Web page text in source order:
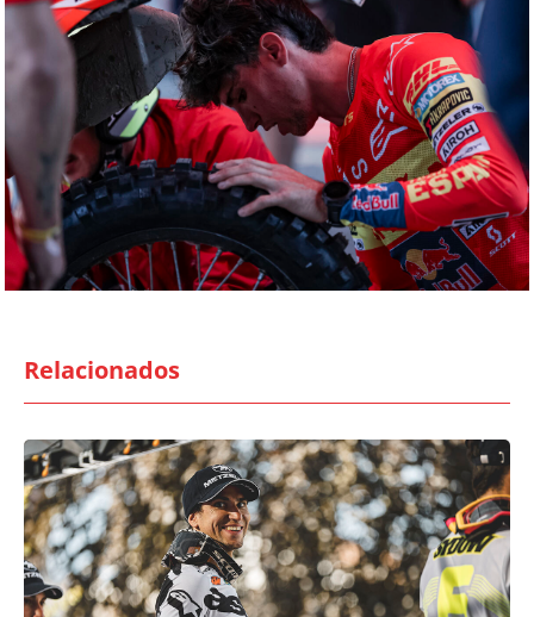
Relacionados